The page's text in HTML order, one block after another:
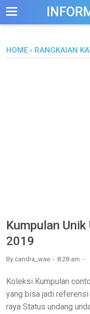
-->
HOME › RANGKAIAN
Kumpulan
2019
By candra_wae 8:28 am
Koleksi Kumpulan
yang bisa jadi referensi
raya Status undang